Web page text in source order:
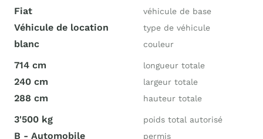
Fiat véhicule de base
Véhicule de location type de véhicule
blanc couleur
714 cm longueur totale
240 cm largeur totale
288 cm hauteur totale
3'500 kg poids total autorisé
B - Automobile permis